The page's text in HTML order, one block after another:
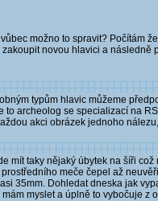
možno to spravit? Počítám
novou hlavici a následně
typům hlavic můžeme
archeolog se specializací na
akci obrázek jednoho
mít taky nějaký úbytek na šíři
meče čepel až
35mm. Dohledat dneska jak
myslet a úplně to vybočuje z